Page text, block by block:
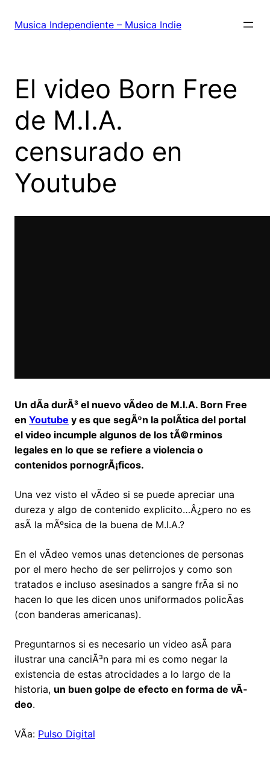
Musica Independiente – Musica Indie
El video Born Free
de M.I.A.
censurado en
Youtube
Un dÃ­a durÃ³ el nuevo vÃ­deo de M.I.A. Born Free
en Youtube y es que segÃºn la polÃ­tica del portal
el video incumple algunos de los tÃ©rminos
legales en lo que se refiere a violencia o
contenidos pornogrÃ¡ficos.
Una vez visto el vÃ­deo si se puede apreciar una
dureza y algo de contenido explicito…Â¿pero no es
asÃ­ la mÃºsica de la buena de M.I.A.?
En el vÃ­deo vemos unas detenciones de personas
por el mero hecho de ser pelirrojos y como son
tratados e incluso asesinados a sangre frÃ­a si no
hacen lo que les dicen unos uniformados policÃ­as
(con banderas americanas).
Preguntarnos si es necesario un video asÃ­ para
ilustrar una canciÃ³n para mi es como negar la
existencia de estas atrocidades a lo largo de la
historia, un buen golpe de efecto en forma de vÃ­
deo.
VÃ­a: Pulso Digital